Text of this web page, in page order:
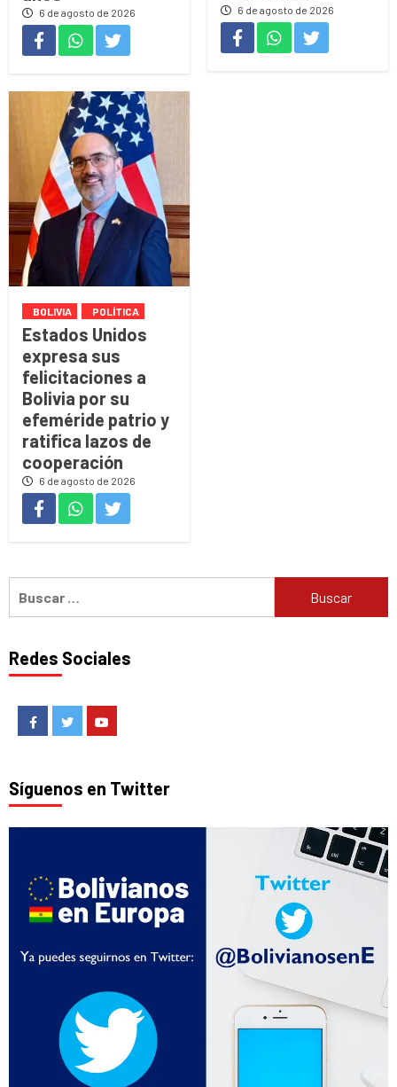
6 de agosto de 2026 6 de agosto de 2026
BOLIVIA POLÍTICA
Estados Unidos
expresa sus
felicitaciones a
Bolivia por su
efeméride patrio y
ratifica lazos de
cooperación
6 de agosto de 2026
Redes Sociales
FacebookTwitter
Síguenos en Twitter